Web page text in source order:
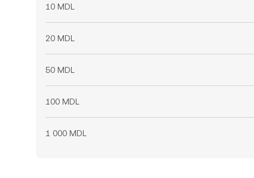
10 MDL
20 MDL
50 MDL
100 MDL
1 000 MDL